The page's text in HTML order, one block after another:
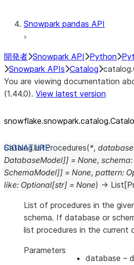
Snowpark pandas API
開発者 Snowpark API Python
Snowpark APIs Catalog
You are viewing documentation
(1.44.0). View latest version
Catalog.listProcedures(*, database
DatabaseModel]] = None, schema:
SchemaModel]] = None, pattern:
like: Optional[str] = None) → List [
List of procedures in the
schema. If database or
list procedures in the current
Parameters
database –